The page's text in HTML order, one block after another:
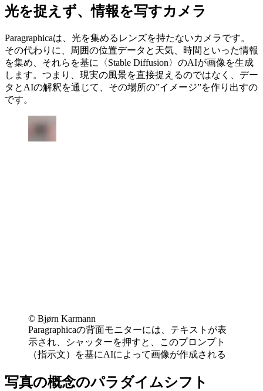
光を捉えず、情報を写すカメラ
Paragraphicaは、光を集めるレンズを持たないカメラです。
その代わりに、周囲の位置データと天気、時間といった情報
を集め、それらを基に〈Stable Diffusion〉のAIが画像を生成
します。つまり、現実の風景を直接捉えるのではなく、デー
タとAIの解釈を通じて、その場所の”イメージ”を作り出すの
です。
©︎ Bjørn Karmann
Paragraphicaの背面モニターには、テキストが表
示され、シャッターを押すと、このプロンプト
（指示文）を基にAIによって画像が作成される
写真の概念のパラダイムシフト